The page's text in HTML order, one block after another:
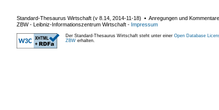
Standard-Thesaurus Wirtschaft (v 8.14 2014-11-18) ▪ Anregungen und
ZBW - Leibniz-Informationszentrum Wirtschaft - Impressum
Der Standard-Thesaurus Wirtschaft steht unter einer Open Database
ZBW erhalten.